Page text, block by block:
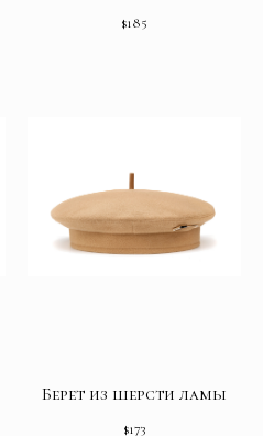
$185
Берет из шерсти ламы
$173